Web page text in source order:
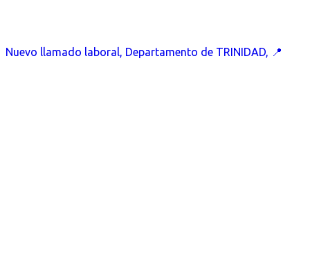
Nuevo llamado laboral, Departamento de TRINIDAD, 📍